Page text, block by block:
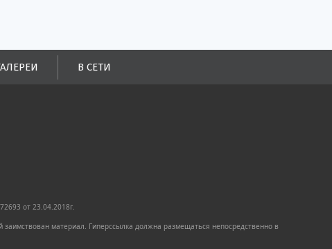
В СЕТИ
от 23.04.2018г.
материал. Гиперссылка должна размещаться непосредственно в